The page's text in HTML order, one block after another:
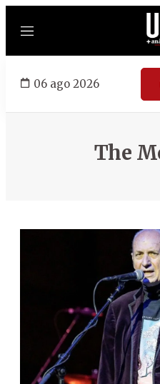
Menú
06 ago 2026
The